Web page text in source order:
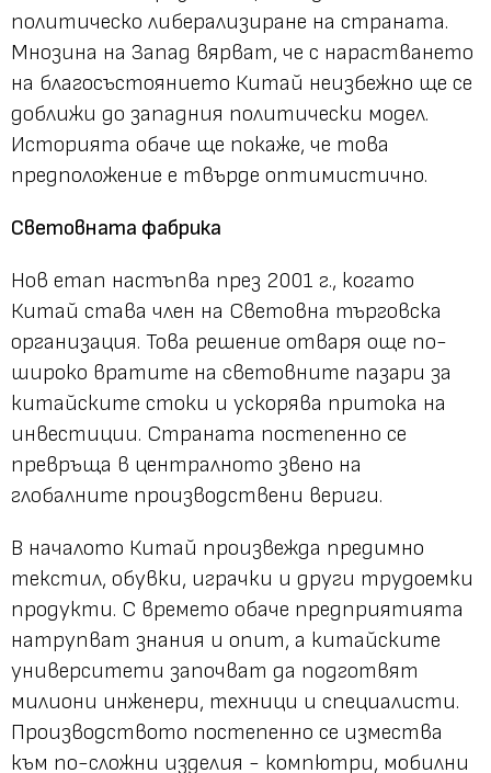
политическо либерализиране на страната.
Мнозина на Запад вярват, че с нарастването
на благосъстоянието Китай неизбежно ще се
доближи до западния политически модел.
Историята обаче ще покаже, че това
предположение е твърде оптимистично.
Световната фабрика
Нов етап настъпва през 2001 г., когато
Китай става член на Световна търговска
организация. Това решение отваря още по-
широко вратите на световните пазари за
китайските стоки и ускорява притока на
инвестиции. Страната постепенно се
превръща в централното звено на
глобалните производствени вериги.
В началото Китай произвежда предимно
текстил, обувки, играчки и други трудоемки
продукти. С времето обаче предприятията
натрупват знания и опит, а китайските
университети започват да подготвят
милиони инженери, техници и специалисти.
Производството постепенно се измества
към по-сложни изделия - компютри, мобилни